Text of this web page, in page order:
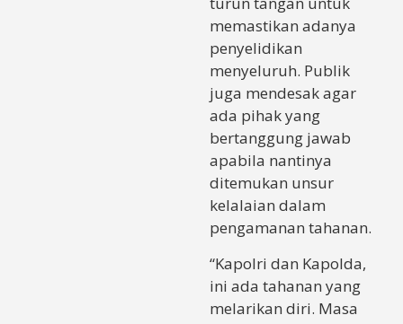
memastikan adanya
penyelidikan
menyeluruh. Publik
juga mendesak agar
ada pihak yang
bertanggung jawab
apabila nantinya
ditemukan unsur
kelalaian dalam
pengamanan tahanan.
“Kapolri dan Kapolda,
ini ada tahanan yang
melarikan diri. Masa